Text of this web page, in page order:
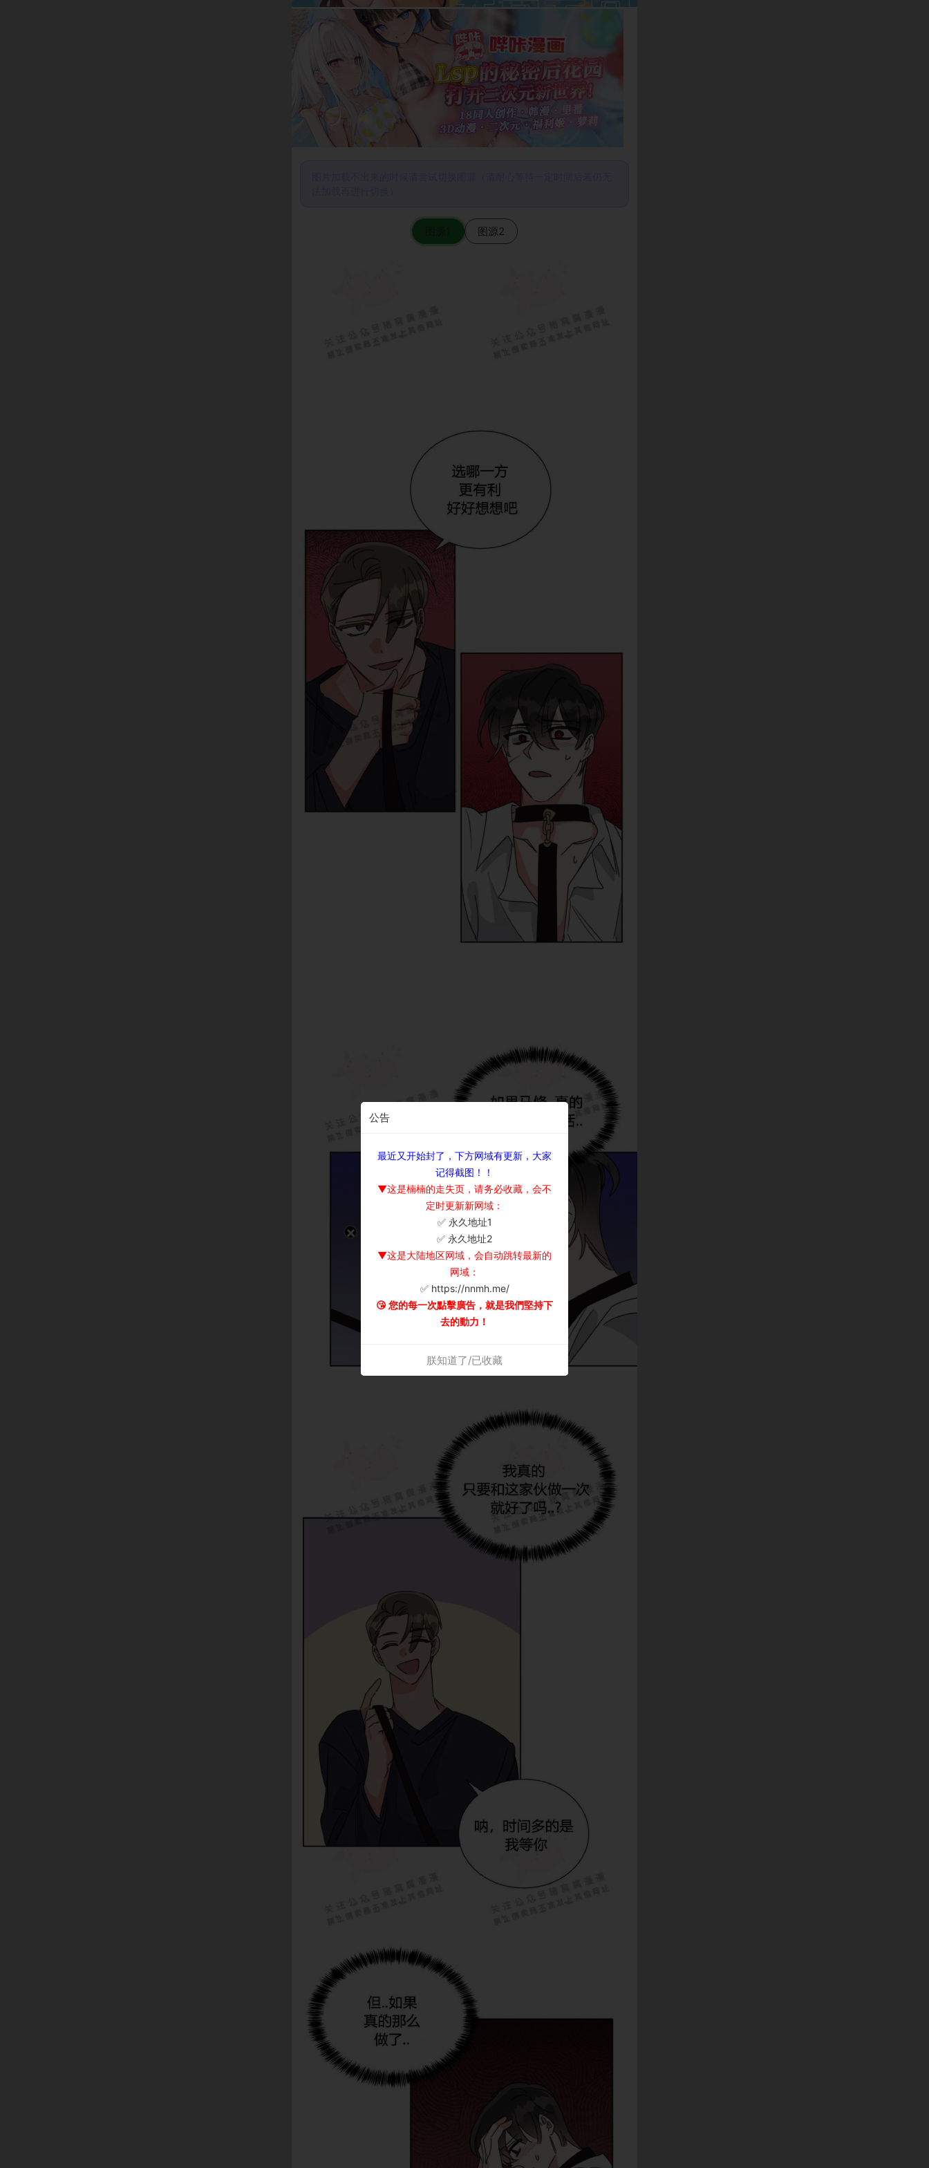
图源2
公告
最近又开始封了，下方网域有更新，大家
记得截图！！
▼这是楠楠的走失页，请务必收藏，会不
定时更新新网域：
✅ 永久地址1
✅ 永久地址2
▼这是大陆地区网域，会自动跳转最新的
网域：
✅ https://nnmh.me/
😘 您的每一次點擊廣告，就是我們堅持下
去的動力！
朕知道了/已收藏
×